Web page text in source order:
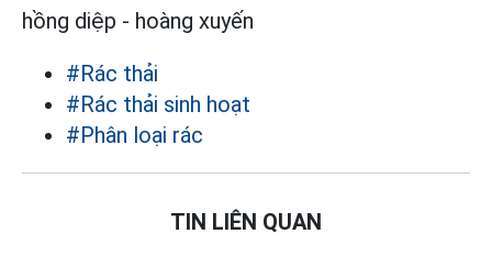
hồng diệp - hoàng xuyến
#Rác thải
#Rác thải sinh hoạt
#Phân loại rác
TIN LIÊN QUAN